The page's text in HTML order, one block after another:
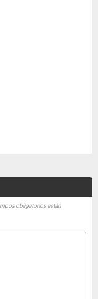
obligatorios están